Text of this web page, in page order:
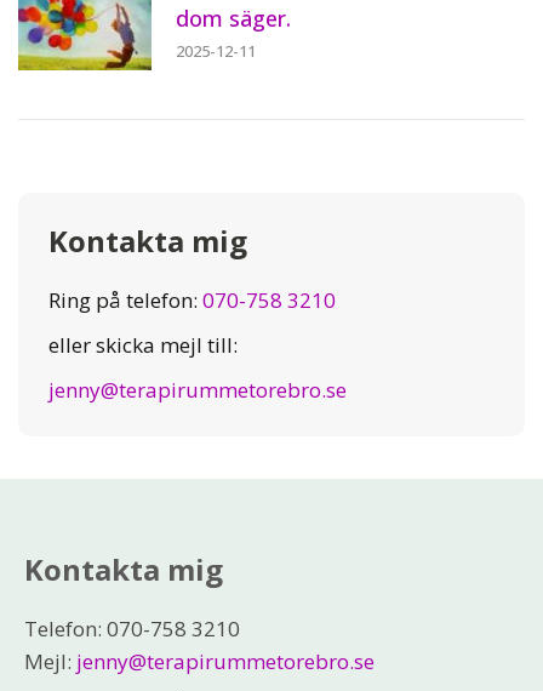
dom säger.
2025-12-11
Kontakta mig
Ring på telefon: 070-758 3210
eller skicka mejl till:
jenny@terapirummetorebro.se
Kontakta mig
Telefon: 070-758 3210
Mejl: jenny@terapirummetorebro.se